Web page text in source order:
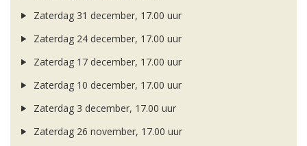
Zaterdag 31 december, 17.00 uur
Zaterdag 24 december, 17.00 uur
Zaterdag 17 december, 17.00 uur
Zaterdag 10 december, 17.00 uur
Zaterdag 3 december, 17.00 uur
Zaterdag 26 november, 17.00 uur